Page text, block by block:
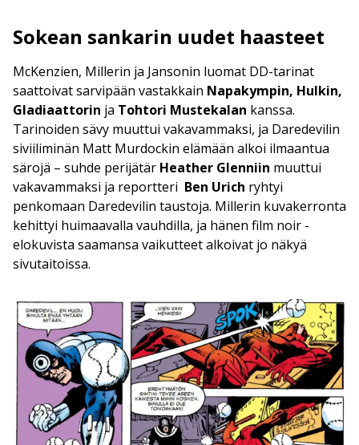
Sokean sankarin uudet haasteet
McKenzien, Millerin ja Jansonin luomat DD-tarinat
saattoivat sarvipään vastakkain Napakympin, Hulkin,
Gladiaattorin ja Tohtori Mustekalan kanssa.
Tarinoiden sävy muuttui vakavammaksi, ja Daredevilin
siviiliminän Matt Murdockin elämään alkoi ilmaantua
särojä – suhde perijätär Heather Glenniin muuttui
vakavammaksi ja reportteri Ben Urich ryhtyi
penkomaan Daredevilin taustoja. Millerin kuvakerronta
kehittyi huimaavalla vauhdilla, ja hänen film noir -
elokuvista saamansa vaikutteet alkoivat jo näkyä
sivutaitoissa.